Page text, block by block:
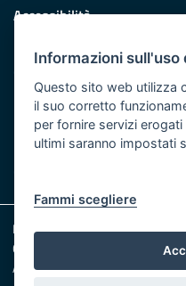
Informazioni sull'uso
Questo sito web utilizza
il suo corretto
per fornire servizi
ultimi saranno impostati
Fammi scegliere
Accessibilità
Redazione
Responsabili pubblicazione
Note legali
Cookie e Privacy
Amministrazione trasparente